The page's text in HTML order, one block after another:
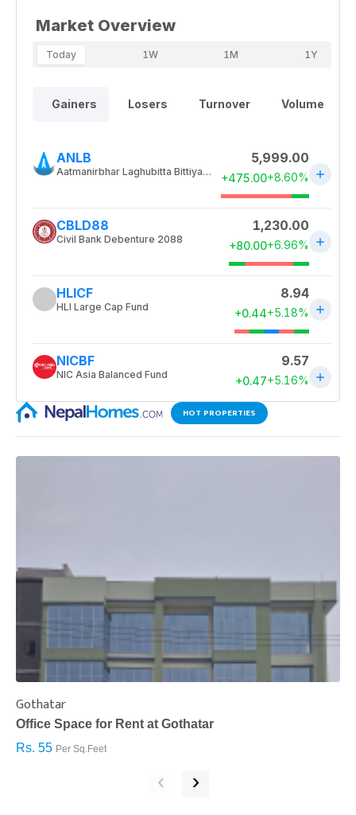
HOT PROPERTIES
Gothatar
Office Space for Rent at Gothatar
Rs. 55 Per Sq.Feet
‹ ›